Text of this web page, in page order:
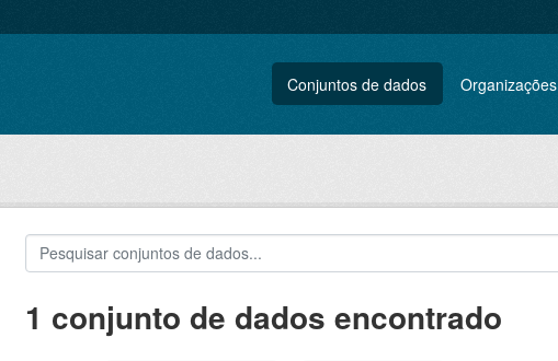
Conjuntos de dados Organizações
1 conjunto de dados encontrado